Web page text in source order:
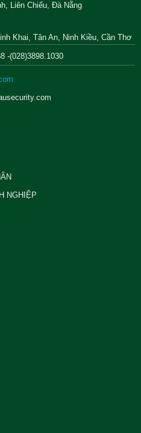
Liên Chiểu, Đà Nẵng
Khai, Tân An, Ninh Kiều, Cần Thơ
-(028)3898.1030
NGHIỆP